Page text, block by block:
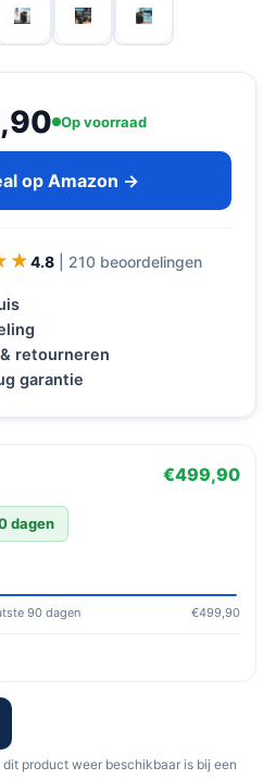
Op voorraad
op Amazon →
4.8 | 210 beoordelingen
retourneren
garantie
€499,90
dagen
90 dagen €499,90
product weer beschikbaar is bij een